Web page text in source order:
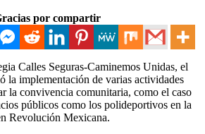
por compartir
Calles Seguras-Caminemos Unidas, el
la implementación de varias actividades
la convivencia comunitaria, como el caso
públicos como los polideportivos en la
Revolución Mexicana.